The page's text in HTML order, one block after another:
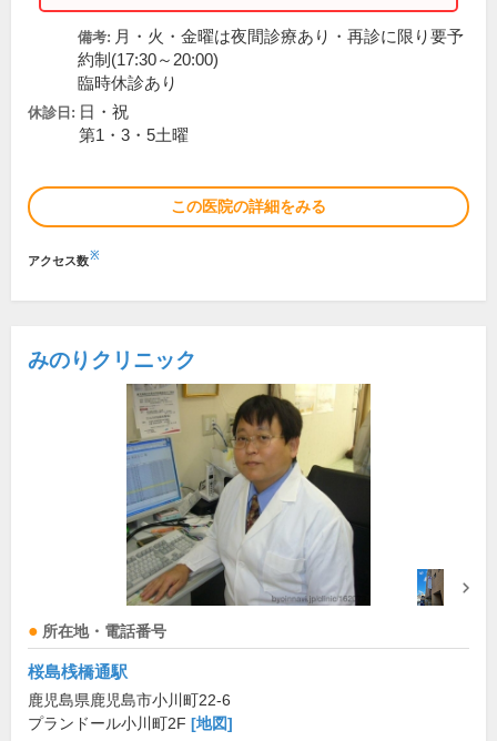
備考: 月・火・金曜は夜間診療あり・再診に限り要予
約制(17:30～20:00)
臨時休診あり
休診日: 日・祝
第1・3・5土曜
この医院の詳細をみる
アクセス数※
みのりクリニック
所在地・電話番号
桜島桟橋通駅
鹿児島県鹿児島市小川町22-6
プランドール小川町2F [地図]